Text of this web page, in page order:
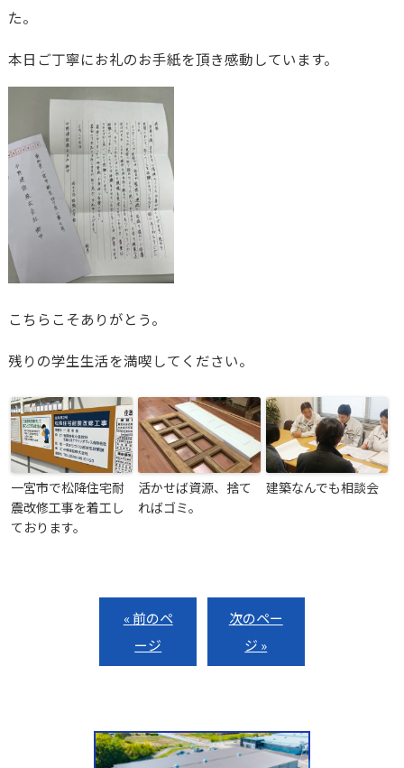
た。
本日ご丁寧にお礼のお手紙を頂き感動しています。
こちらこそありがとう。
残りの学生生活を満喫してください。
一宮市で松降住宅耐
震改修工事を着工し
ております。
活かせば資源、捨て
ればゴミ。
建築なんでも相談会
« 前のペ
ージ
次のペー
ジ »